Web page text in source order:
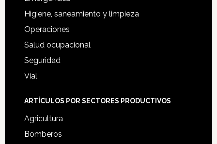
Higiene, saneamiento y limpieza
Operaciones
Salud ocupacional
Seguridad
Vial
ARTÍCULOS POR SECTORES PRODUCTIVOS
Agricultura
Bomberos